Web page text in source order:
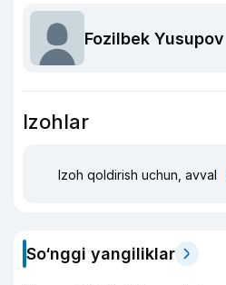
Fozilbek Yusupov
Izohlar
Izoh qoldirish uchun, avval
So‘nggi yangiliklar